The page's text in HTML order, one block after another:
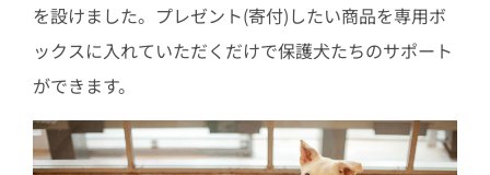
を設けました。プレゼント(寄付)したい商品を専用ボ
ックスに入れていただくだけで保護犬たちのサポート
ができます。